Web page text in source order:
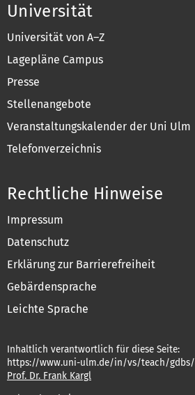
Universität
Universität von A–Z
Lagepläne Campus
Presse
Stellenangebote
Veranstaltungskalender der Uni Ulm
Telefonverzeichnis
Rechtliche Hinweise
Impressum
Datenschutz
Erklärung zur Barrierefreiheit
Gebärdensprache
Leichte Sprache
Inhaltlich verantwortlich für diese Seite:
https://www.uni-ulm.de/in/vs/teach/gdbs/
Prof. Dr. Frank Kargl